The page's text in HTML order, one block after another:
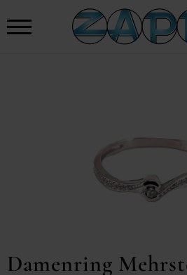
Damenring